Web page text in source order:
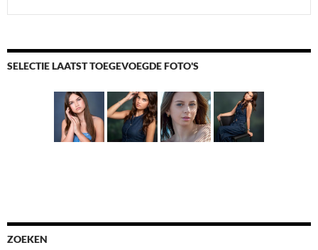
SELECTIE LAATST TOEGEVOEGDE FOTO'S
ZOEKEN